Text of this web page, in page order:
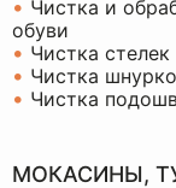
• Чистка и
обуви
• Чистка стелек
• Чистка
• Чистка
МОКАСИНЫ,